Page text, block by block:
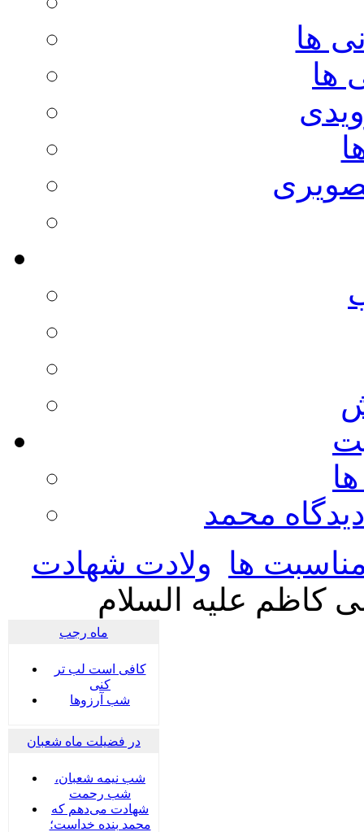
ها
ها
محمد
ها
ولادت شهادت
کاظم علیه السلام
ماه رجب
کافی است لب تر
کنی
شب آرزوها
در فضیلت ماه شعبان
شب نیمه شعبان،
شب رحمت
شهادت می‌دهم که
محمد بنده خداست؛